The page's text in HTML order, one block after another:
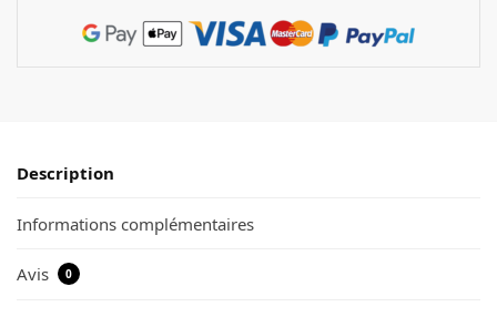
Description
Informations complémentaires
Avis 0